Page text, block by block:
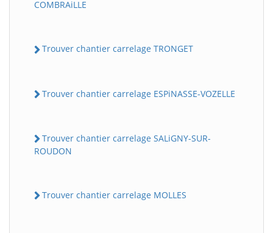
COMBRAiLLE
Trouver chantier carrelage TRONGET
Trouver chantier carrelage ESPiNASSE-VOZELLE
Trouver chantier carrelage SALiGNY-SUR-
ROUDON
Trouver chantier carrelage MOLLES